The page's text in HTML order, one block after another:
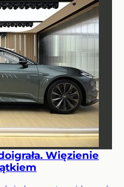
Więzienie